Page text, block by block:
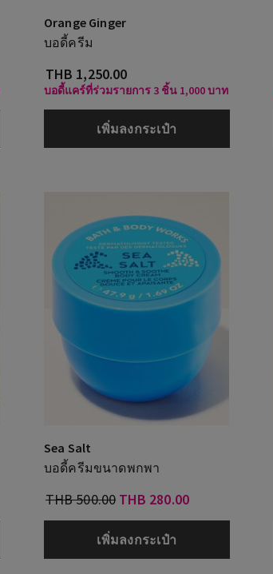
Orange Ginger
บอดี้ครีม
THB 1,250.00
บอดี้แคร์ที่ร่วมรายการ 3 ชิ้น 1,000 บาท
เพิ่มลงกระเป๋า
Sea Salt
บอดี้ครีมขนาดพกพา
THB 500.00 THB 280.00
เพิ่มลงกระเป๋า